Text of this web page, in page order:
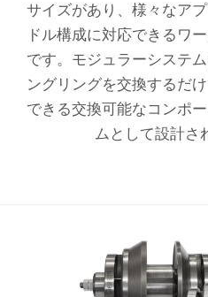
サイズがあり、様々なア
ドル構成に対応できるワ
です。モジュラーシステ
ングリングを交換するだ
できる交換可能なコンポ
ムとして設計さ